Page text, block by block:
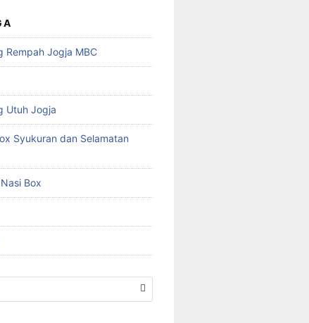
Rempah Jogja MBC
Utuh Jogja
Syukuran dan Selamatan
Box